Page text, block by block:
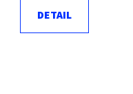
DETAIL